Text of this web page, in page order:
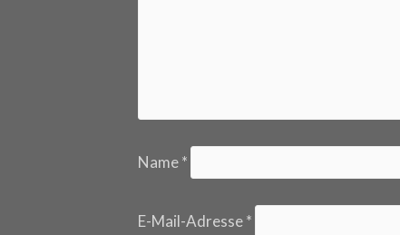
Name*
E-Mail-Adresse*